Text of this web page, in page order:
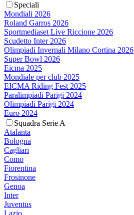
Speciali
Mondiali 2026
Roland Garros 2026
Sportmediaset Live Riccione 2026
Scudetto Inter 2026
Olimpiadi Invernali Milano Cortina 2026
Super Bowl 2026
Eicma 2025
Mondiale per club 2025
EICMA Riding Fest 2025
Paralimpiadi Parigi 2024
Olimpiadi Parigi 2024
Euro 2024
Squadra Serie A
Atalanta
Bologna
Cagliari
Como
Fiorentina
Frosinone
Genoa
Inter
Juventus